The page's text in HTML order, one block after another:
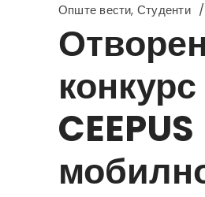
Опште вести, Студенти
Отворен
конкурс
CEEPUS